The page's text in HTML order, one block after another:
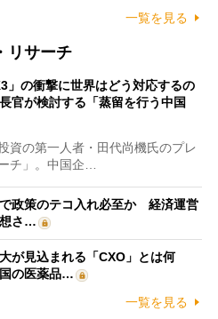
一覧を見る
リサーチ
」の衝撃に世界はどう対応するの
官が検討する「蒸留を行う中国
資の第一人者・田代尚機氏のプレ
チ」。中国企…
政策のテコ入れ必至か 経済運営
想さ…
が見込まれる「CXO」とは何
の医薬品…
一覧を見る